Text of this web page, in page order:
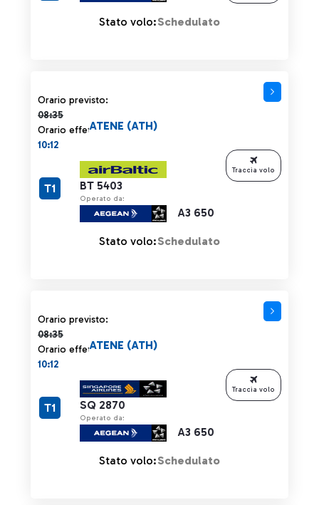
Stato volo:Schedulato
Orario previsto:
08:35
Orario previsto 08:35 barrato
Orario effettivo:
10:12
BT 5403
Operato da:
A3 650
ATENE (ATH)
T1
Stato volo:Schedulato
Traccia volo
Orario previsto:
08:35
Orario previsto 08:35 barrato
Orario effettivo:
10:12
SQ 2870
Operato da:
A3 650
ATENE (ATH)
T1
Stato volo:Schedulato
Traccia volo